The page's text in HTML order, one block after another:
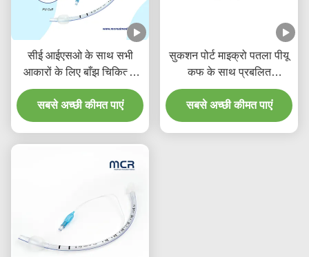
सीई आईएसओ के साथ सभी
आकारों के लिए बाँझ चिकित्सा
एंडोट्रैचियल ट्यूब
सबसे अच्छी कीमत पाएं
सुकशन पोर्ट माइक्रो पतला पीयू
कफ के साथ प्रबलित
डिस्पोजेबल एंडोट्रैचियल ट्यूब
सबसे अच्छी कीमत पाएं